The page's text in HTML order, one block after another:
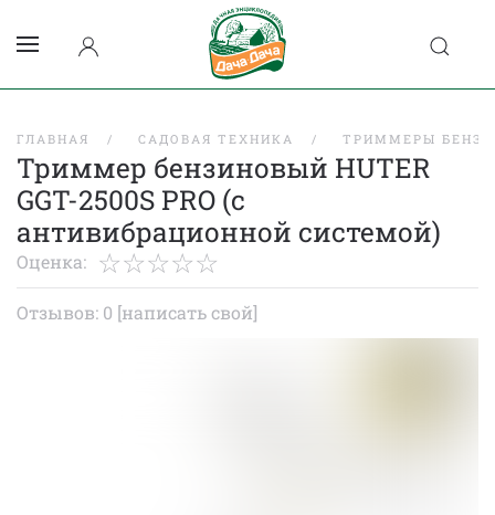
ГЛАВНАЯ САДОВАЯ ТЕХНИКА ТРИММЕРЫ
Триммер бензиновый HUTER
GGT-2500S PRO (с
антивибрационной системой)
Оценка:
Отзывов: 0 [написать свой]